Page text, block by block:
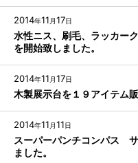
2014年11 月17日
水性ニス、刷毛、ラッカー
を開始致しました。
2014年11 月17日
木製展示台を１９アイテム
2014年11 月11日
スーパーパンチコンパス
ました。